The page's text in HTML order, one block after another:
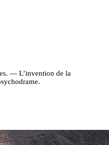
— L’invention de la